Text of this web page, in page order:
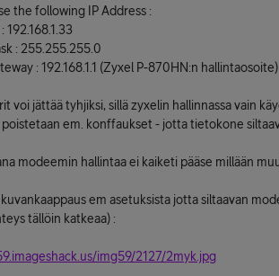
the following IP Address :
192.168.1.33
: 255.255.255.0
: 192.168.1.1 (Zyxel P-870HN:n hallintaosoite)
voi jättää tyhjiksi, sillä zyxelin hallinnassa vain
poistetaan em. konffaukset - jotta tietokone
modeemin hallintaa ei kaiketi pääse millään
kuvankaappaus em asetuksista jotta siltaavan
tällöin katkeaa) :
img59/2127/2myk.jpg